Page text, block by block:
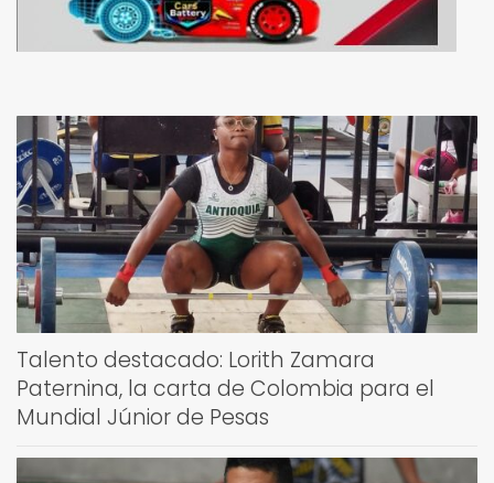
Talento destacado: Lorith Zamara
Paternina, la carta de Colombia para el
Mundial Júnior de Pesas